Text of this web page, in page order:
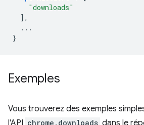
"downloads"
],
...
}
Exemples
Vous trouverez des exemples
l'API chrome.downloads dans le